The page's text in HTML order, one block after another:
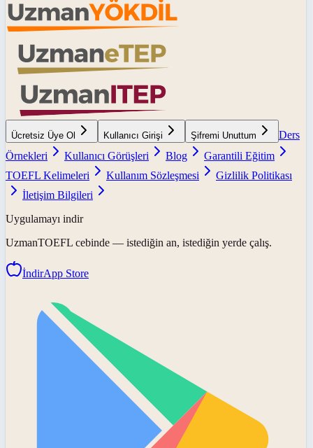
Ücretsiz Üye Ol Kullanıcı Girişi Şifremi Unuttum
Ders
Örnekleri
Kullanıcı Görüşleri Blog
Garantili Eğitim
TOEFL Kelimeleri
Kullanım Sözleşmesi
Gizlilik Politikası
İletişim Bilgileri
Uygulamayı indir
UzmanTOEFL cebinde — istediğin an, istediğin yerde çalış.
İndirApp Store